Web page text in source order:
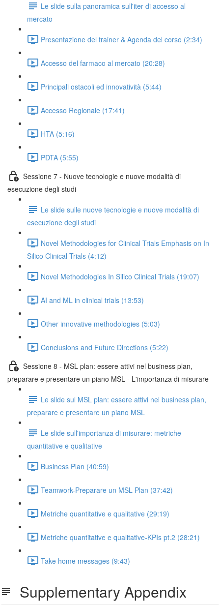
Le slide sulla panoramica sull'iter di accesso al
mercato
Presentazione del trainer & Agenda del corso (2:34)
Accesso del farmaco al mercato (20:28)
Principali ostacoli ed innovatività (5:44)
Accesso Regionale (17:41)
HTA (5:16)
PDTA (5:55)
Sessione 7 - Nuove tecnologie e nuove modalità di
esecuzione degli studi
Le slide sulle nuove tecnologie e nuove modalità di
esecuzione degli studi
Novel Methodologies for Clinical Trials Emphasis on In
Silico Clinical Trials (4:12)
Novel Methodologies In Silico Clinical Trials (19:07)
AI and ML in clinical trials (13:53)
Other innovative methodologies (5:03)
Conclusions and Future Directions (5:22)
Sessione 8 - MSL plan: essere attivi nel business plan,
preparare e presentare un piano MSL - L'importanza di misurare
Le slide sul MSL plan: essere attivi nel business plan,
preparare e presentare un piano MSL
Le slide sull'importanza di misurare: metriche
quantitative e qualitative
Business Plan (40:59)
Teamwork-Preparare un MSL Plan (37:42)
Metriche quantitative e qualitative (29:19)
Metriche quantitative e qualitative-KPIs pt.2 (28:21)
Take home messages (9:43)
Supplementary Appendix